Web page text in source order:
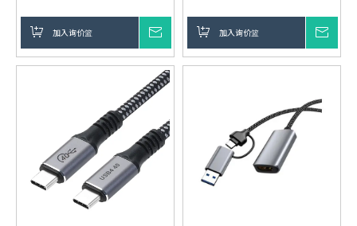
加入询价篮 加入询价篮